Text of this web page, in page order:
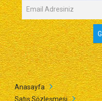
Anasayfa
Satış Sözleşmesi